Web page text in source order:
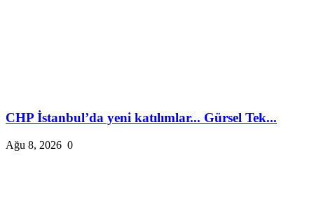
CHP İstanbul’da yeni katılımlar... Gürsel Tek...
Ağu 8, 2026 0